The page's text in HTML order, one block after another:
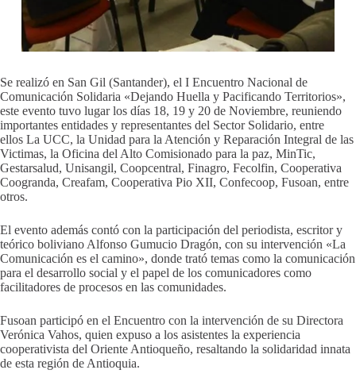
Se realizó en San Gil (Santander), el I Encuentro Nacional de
Comunicación Solidaria «Dejando Huella y Pacificando Territorios»,
este evento tuvo lugar los días 18, 19 y 20 de Noviembre, reuniendo
importantes entidades y representantes del Sector Solidario, entre
ellos La UCC, la Unidad para la Atención y Reparación Integral de las
Victimas, la Oficina del Alto Comisionado para la paz, MinTic,
Gestarsalud, Unisangil, Coopcentral, Finagro, Fecolfin, Cooperativa
Coogranda, Creafam, Cooperativa Pio XII, Confecoop, Fusoan, entre
otros.
El evento además contó con la participación del periodista, escritor y
teórico boliviano Alfonso Gumucio Dragón, con su intervención «La
Comunicación es el camino», donde trató temas como la comunicación
para el desarrollo social y el papel de los comunicadores como
facilitadores de procesos en las comunidades.
Fusoan participó en el Encuentro con la intervención de su Directora
Verónica Vahos, quien expuso a los asistentes la experiencia
cooperativista del Oriente Antioqueño, resaltando la solidaridad innata
de esta región de Antioquia.